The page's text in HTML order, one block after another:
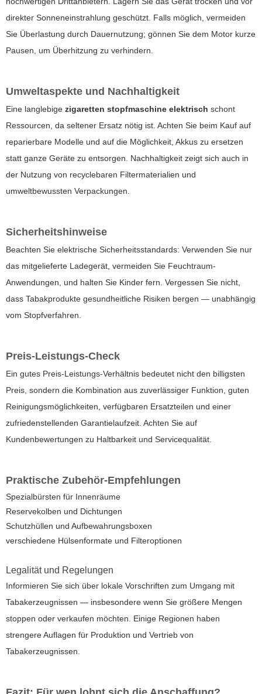
direkter Sonneneinstrahlung geschützt. Falls möglich, vermeiden
Sie Überlastung durch Dauernutzung; gönnen Sie dem Motor kurze
Pausen, um Überhitzung zu verhindern.
Umweltaspekte und Nachhaltigkeit
Eine langlebige zigaretten stopfmaschine elektrisch schont
Ressourcen, da seltener Ersatz nötig ist. Achten Sie beim Kauf auf
reparierbare Modelle und auf die Möglichkeit, Akkus zu ersetzen
statt ganze Geräte zu entsorgen. Nachhaltigkeit zeigt sich auch in
der Nutzung von recyclebaren Filtermaterialien und
umweltbewussten Verpackungen.
Sicherheitshinweise
Beachten Sie elektrische Sicherheitsstandards: Verwenden Sie nur
das mitgelieferte Ladegerät, vermeiden Sie Feuchtraum-
Anwendungen, und halten Sie Kinder fern. Vergessen Sie nicht,
dass Tabakprodukte gesundheitliche Risiken bergen — unabhängig
vom Stopfverfahren.
Preis-Leistungs-Check
Ein gutes Preis-Leistungs-Verhältnis bedeutet nicht den billigsten
Preis, sondern die Kombination aus zuverlässiger Funktion, guten
Reinigungsmöglichkeiten, verfügbaren Ersatzteilen und einer
zufriedenstellenden Garantielaufzeit. Achten Sie auf
Kundenbewertungen zu Haltbarkeit und Servicequalität.
Praktische Zubehör-Empfehlungen
Spezialbürsten für Innenräume
Reservekolben und Dichtungen
Schutzhüllen und Aufbewahrungsboxen
verschiedene Hülsenformate und Filteroptionen
Legalität und Regelungen
Informieren Sie sich über lokale Vorschriften zum Umgang mit
Tabakerzeugnissen — insbesondere wenn Sie größere Mengen
stoppen oder verkaufen möchten. Einige Regionen haben
strengere Auflagen für Produktion und Vertrieb von
Tabakerzeugnissen.